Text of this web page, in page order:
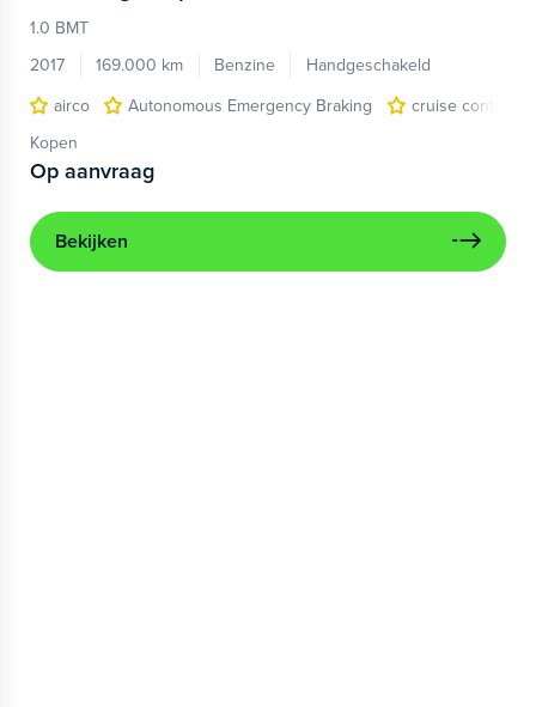
1.0 BMT
2017
169.000 km Benzine
Handgeschakeld
airco
Autonomous Emergency Braking
cruise control
Kopen
Op aanvraag
Bekijken